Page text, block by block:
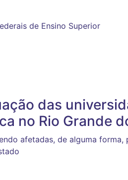
de Ensino Superior
das
no Rio Grande
afetadas, de alguma forma,